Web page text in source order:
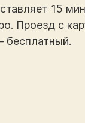
15
Проезд с
бесплатный.